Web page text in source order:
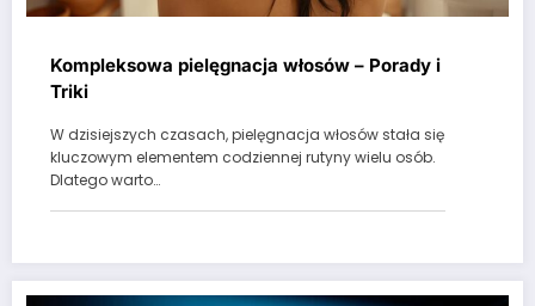
Kompleksowa pielęgnacja włosów – Porady i
Triki
W dzisiejszych czasach, pielęgnacja włosów stała się
kluczowym elementem codziennej rutyny wielu osób.
Dlatego warto…